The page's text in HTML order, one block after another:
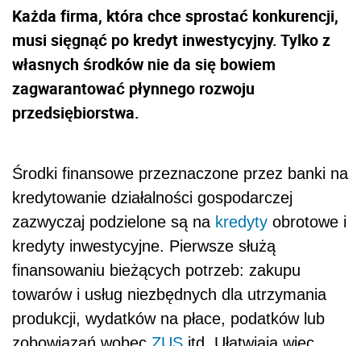
Każda firma, która chce sprostać konkurencji,
musi sięgnąć po kredyt inwestycyjny. Tylko z
własnych środków nie da się bowiem
zagwarantować płynnego rozwoju
przedsiębiorstwa.
Środki finansowe przeznaczone przez banki na
kredytowanie działalności gospodarczej
zazwyczaj podzielone są na kredyty obrotowe i
kredyty inwestycyjne. Pierwsze służą
finansowaniu bieżących potrzeb: zakupu
towarów i usług niezbędnych dla utrzymania
produkcji, wydatków na płace, podatków lub